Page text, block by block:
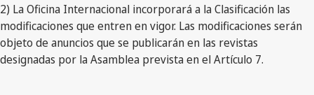
2) La Oficina Internacional incorporará a la Clasificación las
modificaciones que entren en vigor. Las modificaciones serán
objeto de anuncios que se publicarán en las revistas
designadas por la Asamblea prevista en el Artículo 7.